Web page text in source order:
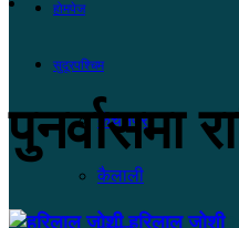
होमपेज
सुदूरपश्चिम
कंचनपुर
कैलाली
पुनर्वासमा
हरिलाल जोशी